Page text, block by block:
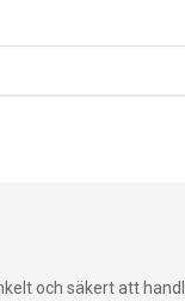
och säkert att